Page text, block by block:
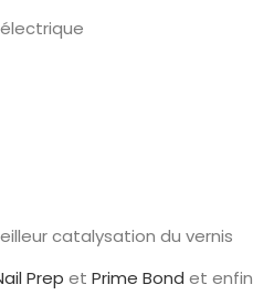
catalysation du vernis
Prep et Prime Bond et enfin